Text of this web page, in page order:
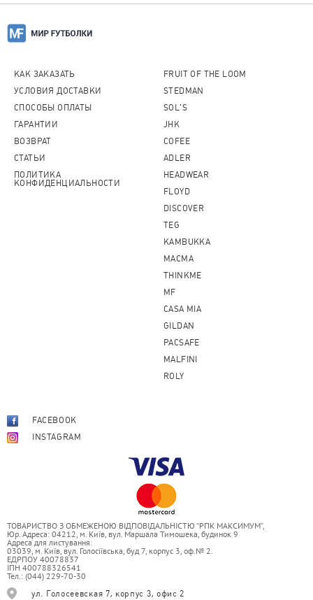
КАК ЗАКАЗАТЬ
УСЛОВИЯ ДОСТАВКИ
СПОСОБЫ ОПЛАТЫ
ГАРАНТИИ
ВОЗВРАТ
СТАТЬИ
ПОЛИТИКА
КОНФИДЕНЦИАЛЬНОСТИ
FRUIT OF THE LOOM
STEDMAN
SOL'S
JHK
COFEE
ADLER
HEADWEAR
FLOYD
DISCOVER
TEG
KAMBUKKA
MACMA
THINKME
MF
CASA MIA
GILDAN
PACSAFE
MALFINI
ROLY
FACEBOOK
INSTAGRAM
ТОВАРИСТВО З ОБМЕЖЕНОЮ ВІДПОВІДАЛЬНІСТЮ “РПК МАКСИМУМ”,
Юр. Адреса: 04212, м. Київ, вул. Маршала Тимошека, будинок 9
Адреса для листування:
03039, м. Київ, вул. Голосіївська, буд 7, корпус 3, оф.№ 2.
ЕДРПОУ 40078837
ІПН 400788326541
Тел.: (044) 229-70-30
ул. Голосеевская 7, корпус 3, офис 2